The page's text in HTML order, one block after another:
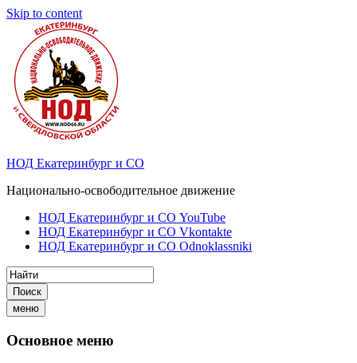
Skip to content
НОД Екатеринбург и СО
Национально-освободительное движение
НОД Екатеринбург и СО YouTube
НОД Екатеринбург и СО Vkontakte
НОД Екатеринбург и СО Odnoklassniki
Поиск
меню
Основное меню